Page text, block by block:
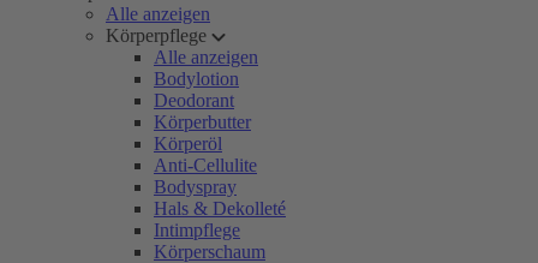
Alle anzeigen
Körperpflege
Alle anzeigen
Bodylotion
Deodorant
Körperbutter
Körperöl
Anti-Cellulite
Bodyspray
Hals & Dekolleté
Intimpflege
Körperschaum